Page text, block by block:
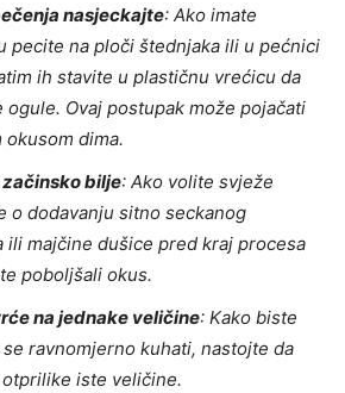
nasjeckajte: Ako imate
pecite na ploči štednjaka ili u pećnici
ih stavite u plastičnu vrećicu da
ogule. Ovaj postupak može pojačati
dima.
bilje: Ako volite svježe
o dodavanju sitno seckanog
ili majčine dušice pred kraj procesa
poboljšali okus.
na jednake veličine: Kako biste
ravnomjerno kuhati, nastojte da
iste veličine.